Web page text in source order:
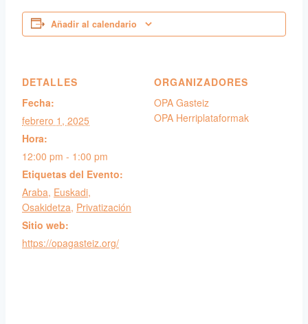
Añadir al calendario
DETALLES
Fecha:
febrero 1, 2025
Hora:
12:00 pm - 1:00 pm
Etiquetas del Evento:
Araba, Euskadi,
Osakidetza, Privatización
Sitio web:
https://opagasteiz.org/
ORGANIZADORES
OPA Gasteiz
OPA Herriplataformak